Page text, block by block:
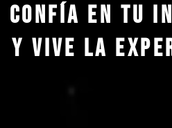
CONFÍA EN TU
Y VIVE LA